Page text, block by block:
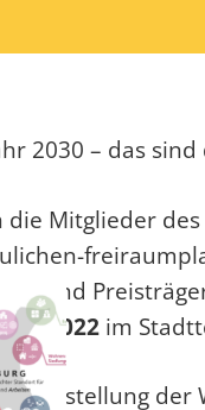
2030 – das
die Mitglieder
und
2022 im
Ausstellung